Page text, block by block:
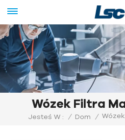
Wózek Filtra
Jesteś W : / Dom /